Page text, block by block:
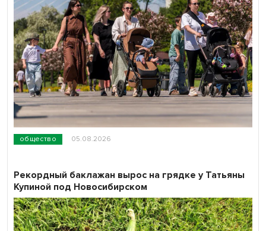
общество 05.08.2026
Рекордный баклажан вырос на грядке у Татьяны
Купиной под Новосибирском